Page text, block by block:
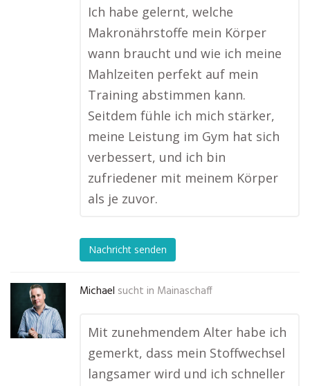
Ich habe gelernt, welche
Makronährstoffe mein Körper
wann braucht und wie ich meine
Mahlzeiten perfekt auf mein
Training abstimmen kann.
Seitdem fühle ich mich stärker,
meine Leistung im Gym hat sich
verbessert, und ich bin
zufriedener mit meinem Körper
als je zuvor.
Nachricht senden
Michael sucht in Mainaschaff
Mit zunehmendem Alter habe ich
gemerkt, dass mein Stoffwechsel
langsamer wird und ich schneller